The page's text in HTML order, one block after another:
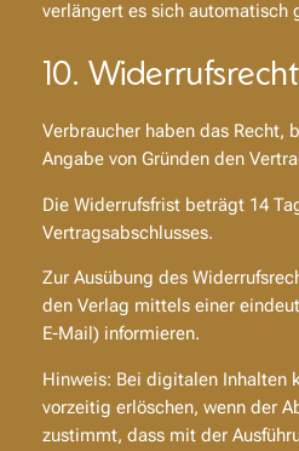
verlängert es sich automatisch
10. Widerrufsrecht
Verbraucher haben das Recht,
Angabe von Gründen den
Die Widerrufsfrist beträgt 14
Vertragsabschlusses.
Zur Ausübung des
den Verlag mittels einer
E-Mail) informieren.
Hinweis: Bei digitalen Inhalten
vorzeitig erlöschen, wenn der
zustimmt, dass mit der